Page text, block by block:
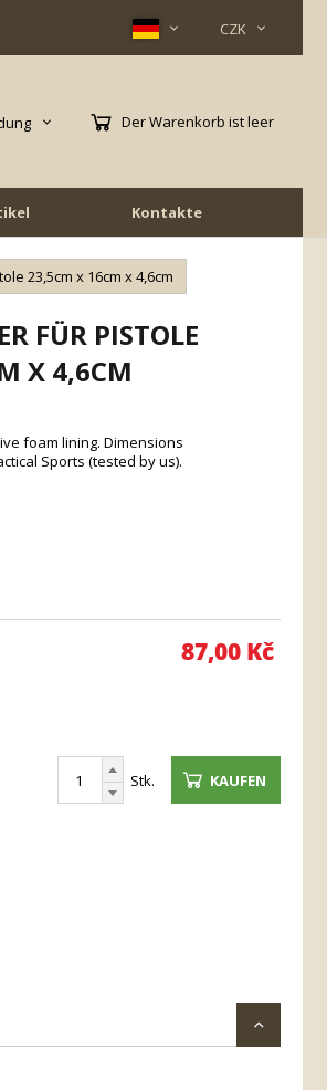
CZK
Der Warenkorb ist leer
Kontakte
23,5cm x 16cm x 4,6cm
FÜR PISTOLE
X 4,6CM
foam lining. Dimensions
Sports (tested by us).
87,00Kč
Stk. KAUFEN